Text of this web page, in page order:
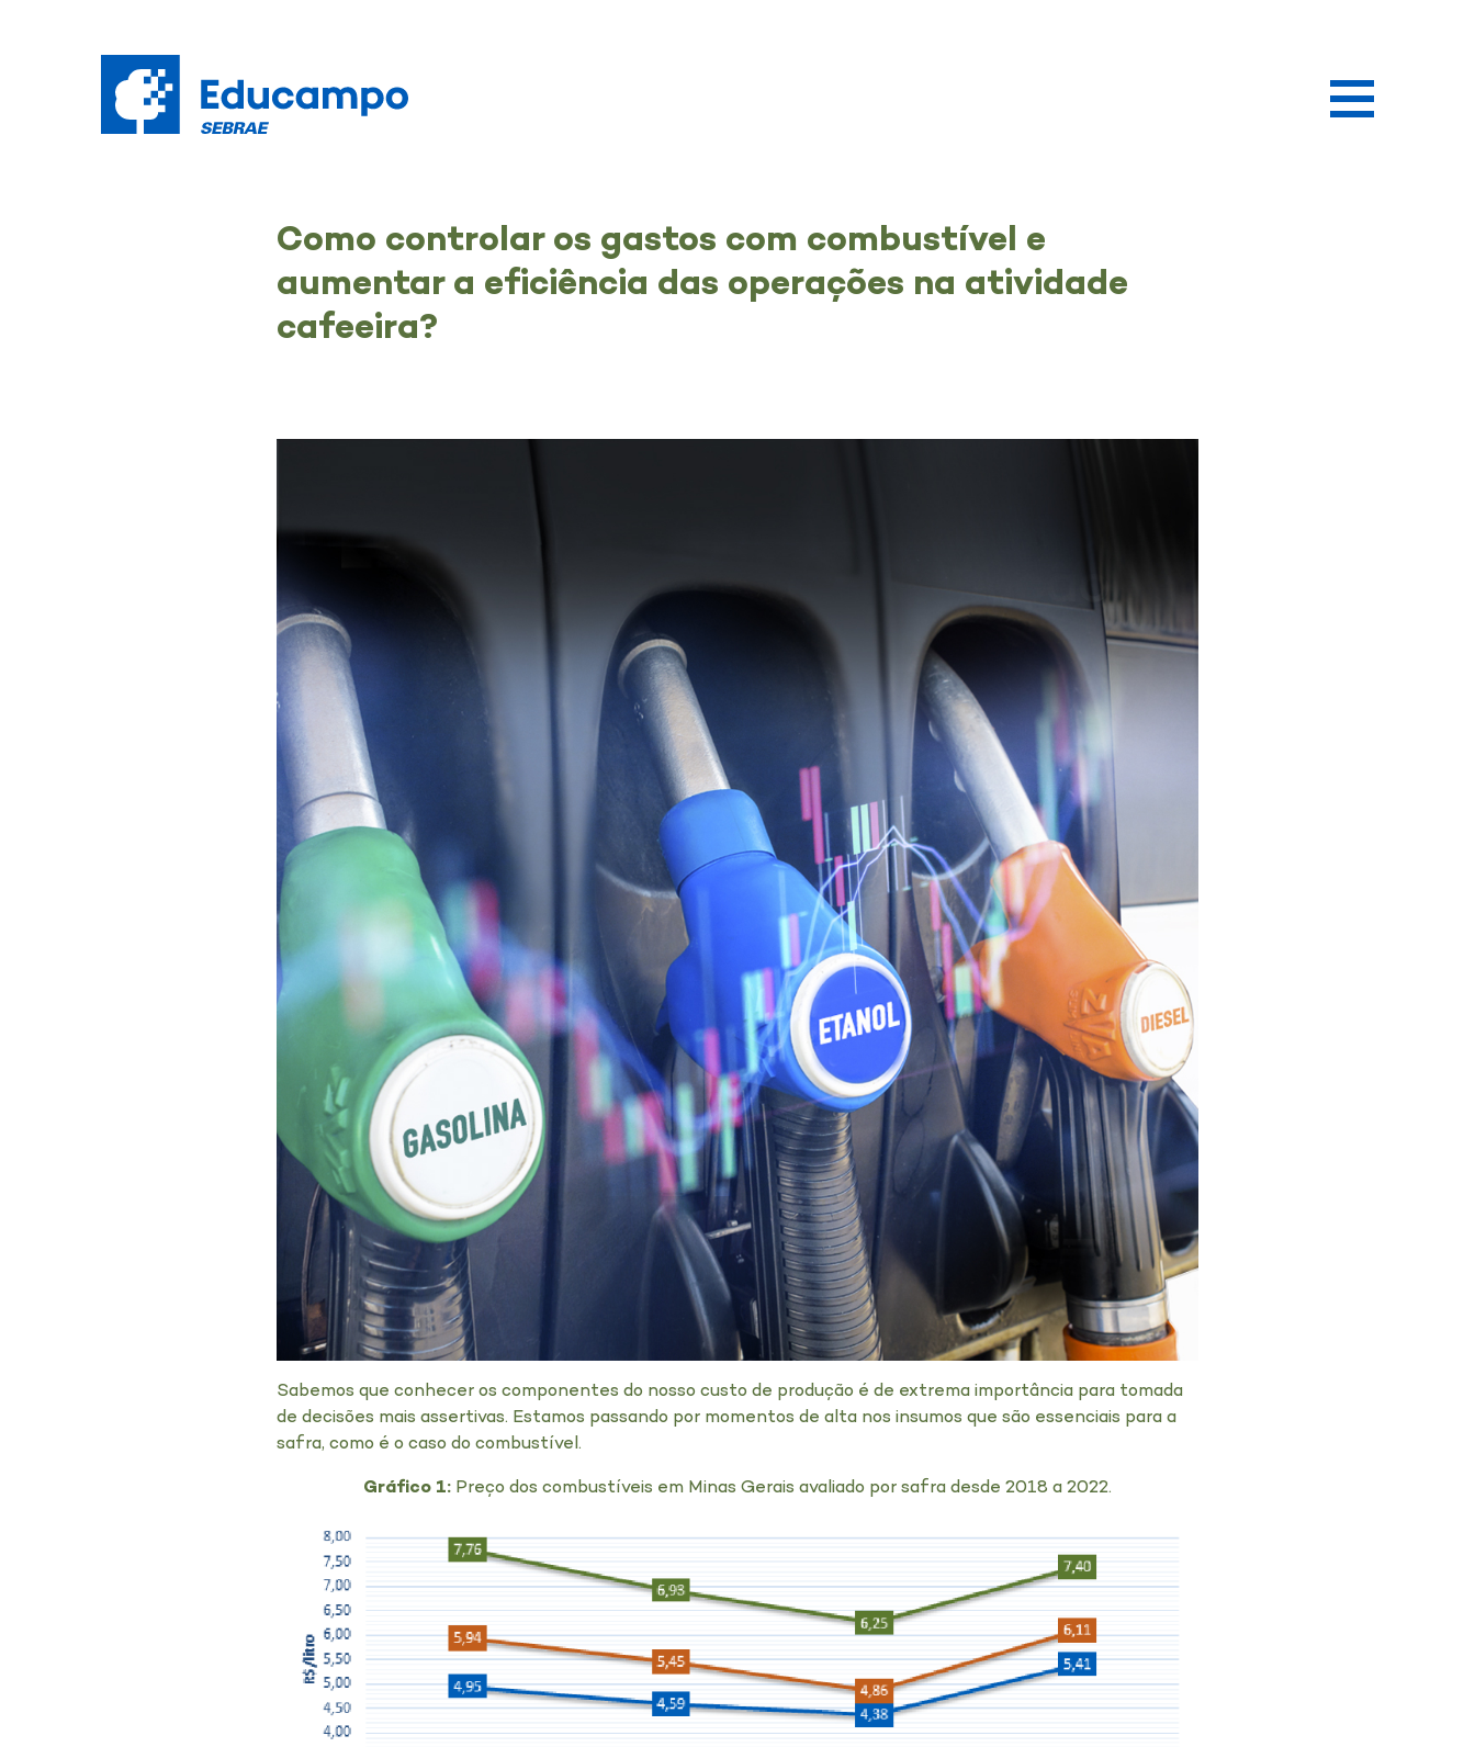
Como controlar os gastos com combustível e
aumentar a eficiência das operações na atividade
cafeeira?
Sabemos que conhecer os componentes do nosso custo de produção é de extrema importância para tomada
de decisões mais assertivas. Estamos passando por momentos de alta nos insumos que são essenciais para a
safra, como é o caso do combustível.
Gráfico 1: Preço dos combustíveis em Minas Gerais avaliado por safra desde 2018 a 2022.